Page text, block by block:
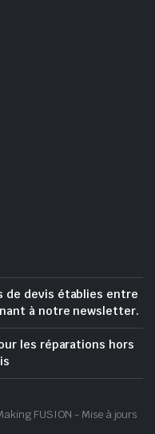
de devis établies entre
à notre newsletter.
les réparations hors
FUSION - Mise à jours